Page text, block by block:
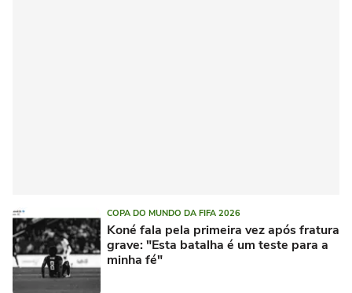
COPA DO MUNDO DA FIFA 2026
Koné fala pela primeira vez após fratura
grave: "Esta batalha é um teste para a
minha fé"